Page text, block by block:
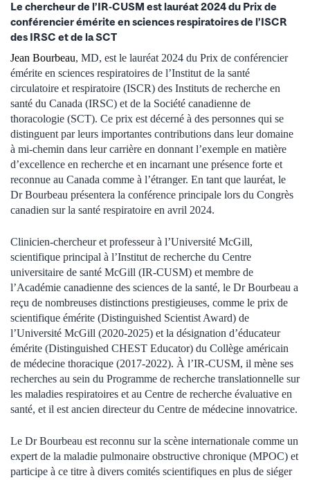
Le chercheur de l’IR-CUSM est lauréat 2024 du Prix de
conférencier émérite en sciences respiratoires de l’ISCR
des IRSC et de la SCT
Jean Bourbeau, MD, est le lauréat 2024 du Prix de conférencier
émérite en sciences respiratoires de l’Institut de la santé
circulatoire et respiratoire (ISCR) des Instituts de recherche en
santé du Canada (IRSC) et de la Société canadienne de
thoracologie (SCT). Ce prix est décerné à des personnes qui se
distinguent par leurs importantes contributions dans leur domaine
à mi-chemin dans leur carrière en donnant l’exemple en matière
d’excellence en recherche et en incarnant une présence forte et
reconnue au Canada comme à l’étranger. En tant que lauréat, le
Dr Bourbeau présentera la conférence principale lors du Congrès
canadien sur la santé respiratoire en avril 2024.
Clinicien-chercheur et professeur à l’Université McGill,
scientifique principal à l’Institut de recherche du Centre
universitaire de santé McGill (IR-CUSM) et membre de
l’Académie canadienne des sciences de la santé, le Dr Bourbeau a
reçu de nombreuses distinctions prestigieuses, comme le prix de
scientifique émérite (Distinguished Scientist Award) de
l’Université McGill (2020-2025) et la désignation d’éducateur
émérite (Distinguished CHEST Educator) du Collège américain
de médecine thoracique (2017-2022). À l’IR-CUSM, il mène ses
recherches au sein du Programme de recherche translationnelle sur
les maladies respiratoires et au Centre de recherche évaluative en
santé, et il est ancien directeur du Centre de médecine innovatrice.
Le Dr Bourbeau est reconnu sur la scène internationale comme un
expert de la maladie pulmonaire obstructive chronique (MPOC) et
participe à ce titre à divers comités scientifiques en plus de siéger